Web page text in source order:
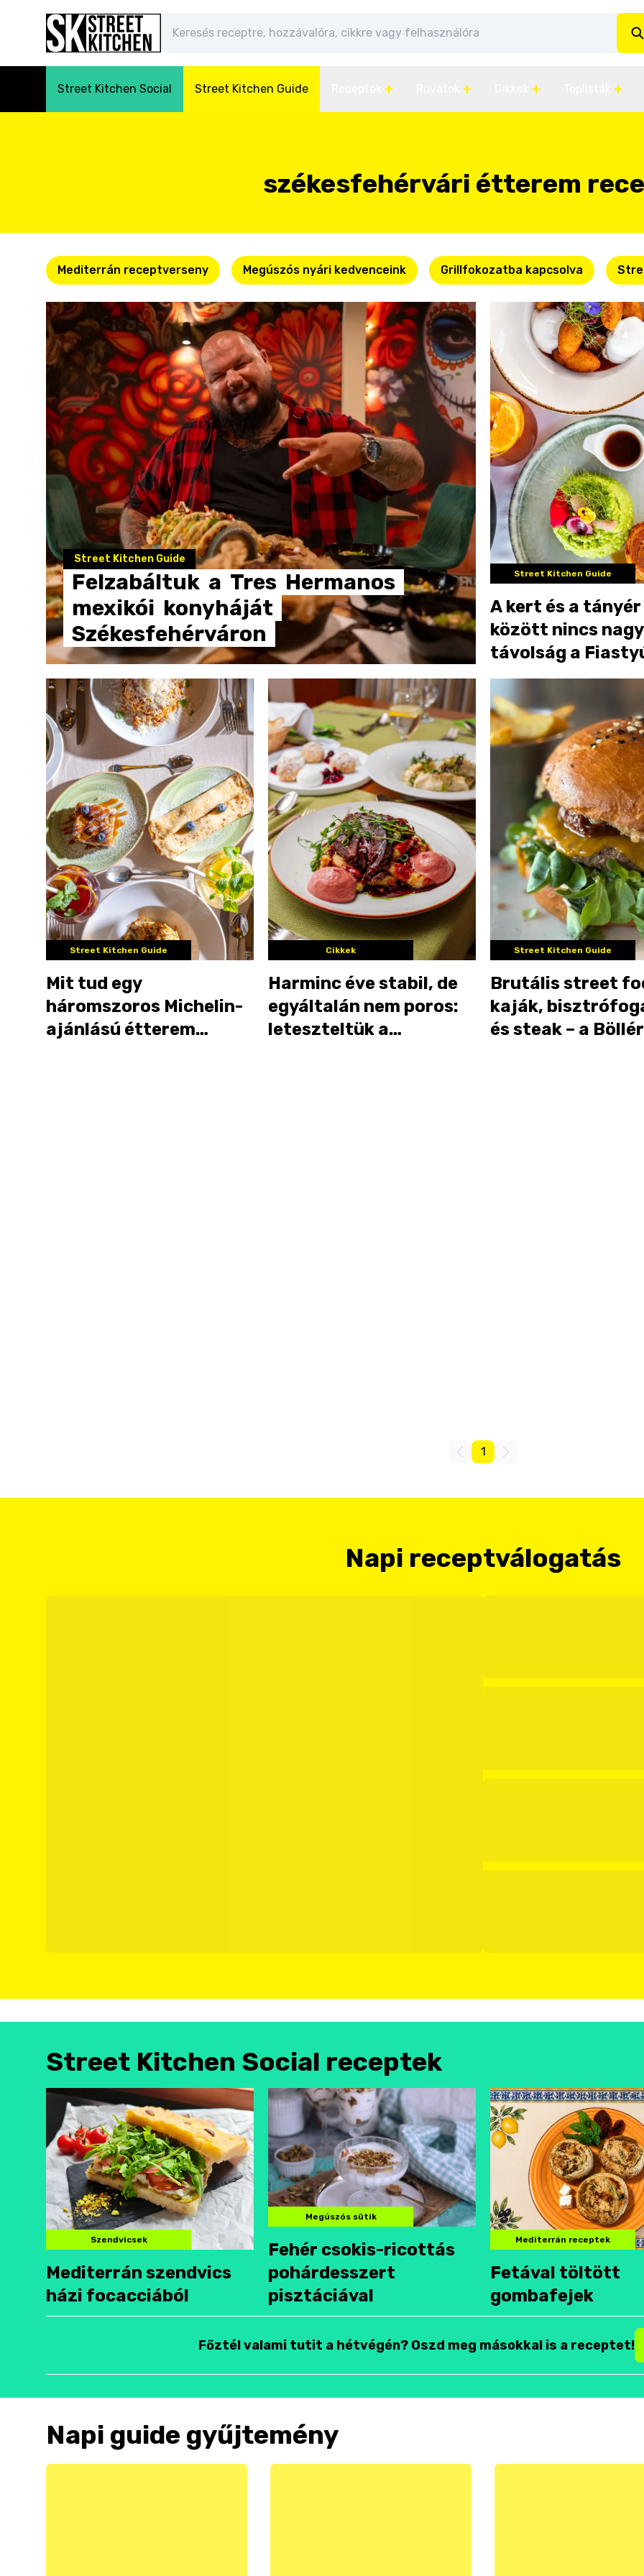
Street Kitchen Social Street Kitchen Guide
székesfehérvári étterem
Mediterrán receptverseny Megúszós nyári kedvenceink Grillfokozatba kapcsolva
Street Kitchen Guide
Felzabáltuk a Tres Hermanos
mexikói konyháját
Székesfehérváron
Street Kitchen Guide
A kert és a tányér
között nincs nagy
távolság a
Udvarházban
Street Kitchen Guide
Mit tud egy
háromszoros Michelin-
ajánlású étterem
Cikkek
Harminc éve stabil, de
egyáltalán nem poros:
leteszteltük a
Street Kitchen Guide
Brutális street
kaják,
és steak – a Böllér
1
Napi receptválogatás
Street Kitchen Social receptek
Szendvicsek
Mediterrán szendvics
házi focacciából
Megúszós sütik
Fehér csokis-ricottás
pohárdesszert
pisztáciával
Mediterrán receptek
Fetával töltött
gombafejek
Főztél valami tutit a hétvégén? Oszd meg másokkal is a receptet!
Napi guide gyűjtemény